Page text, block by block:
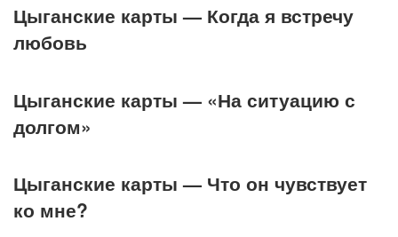
Цыганские карты — Когда я встречу
любовь
Цыганские карты — «На ситуацию с
долгом»
Цыганские карты — Что он чувствует
ко мне?